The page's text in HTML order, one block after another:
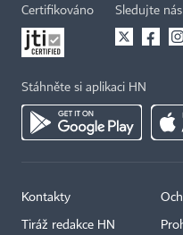
Certifikováno Sledujte nás
Stáhněte si aplikaci HN
Kontakty
Tiráž redakce HN